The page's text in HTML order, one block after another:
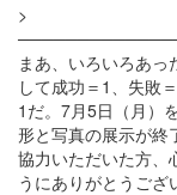
>
まあ、いろいろあ
して成功＝1、失敗
1だ。7月5日（月）
形と写真の展示が終
協力いただいた方、
うにありがとうござ